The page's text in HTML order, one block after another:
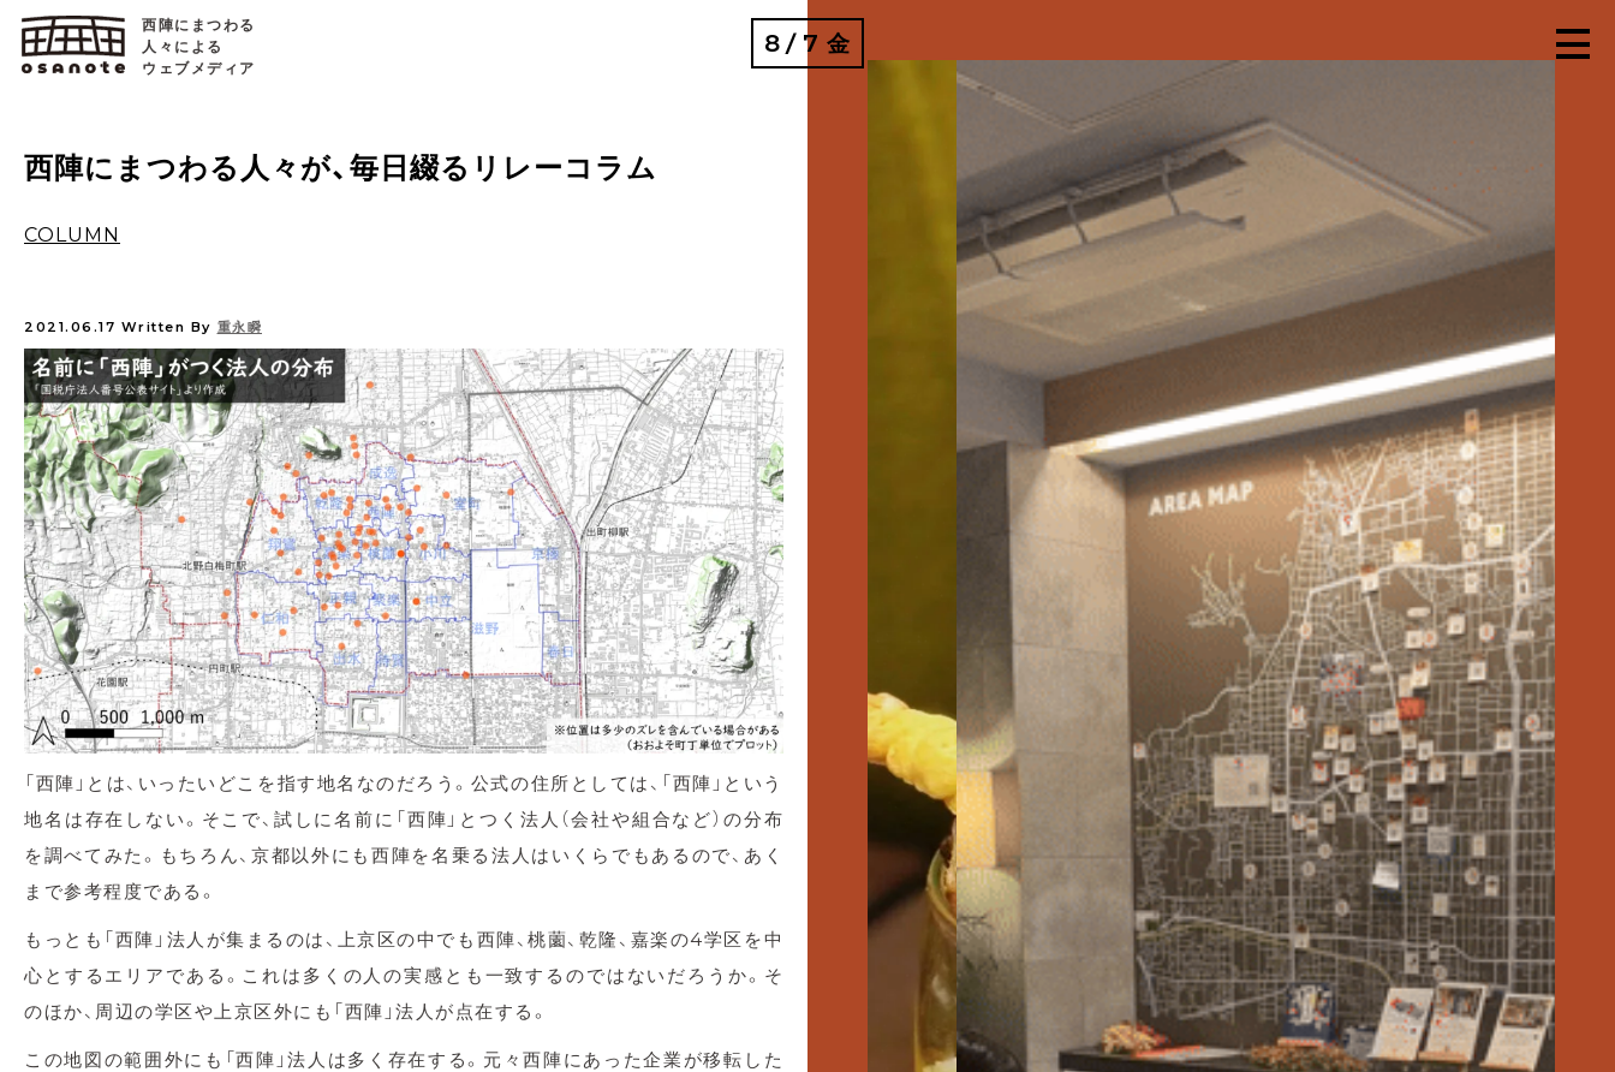
西陣にまつわる
人々による
ウェブメディア
8 / 7 金
西陣にまつわる人々が、毎日綴るリレーコラム
COLUMN
2021.06.17 Written By 重永瞬
「西陣」とは、いったいどこを指す地名なのだろう。公式の住所としては、「西陣」という
地名は存在しない。そこで、試しに名前に「西陣」とつく法人（会社や組合など）の分布
を調べてみた。もちろん、京都以外にも西陣を名乗る法人はいくらでもあるので、あく
まで参考程度である。
もっとも「西陣」法人が集まるのは、上京区の中でも西陣、桃薗、乾隆、嘉楽の4学区を中
心とするエリアである。これは多くの人の実感とも一致するのではないだろうか。そ
のほか、周辺の学区や上京区外にも「西陣」法人が点在する。
この地図の範囲外にも「西陣」法人は多く存在する。元々西陣にあった企業が移転した